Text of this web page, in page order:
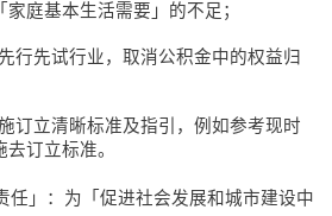
庭基本生活需要」的不足；
行先试行业，取消公积金中的权益归
订立清晰标准及指引，例如参考现时
订立标准。
」：为「促进社会发展和城市建设中